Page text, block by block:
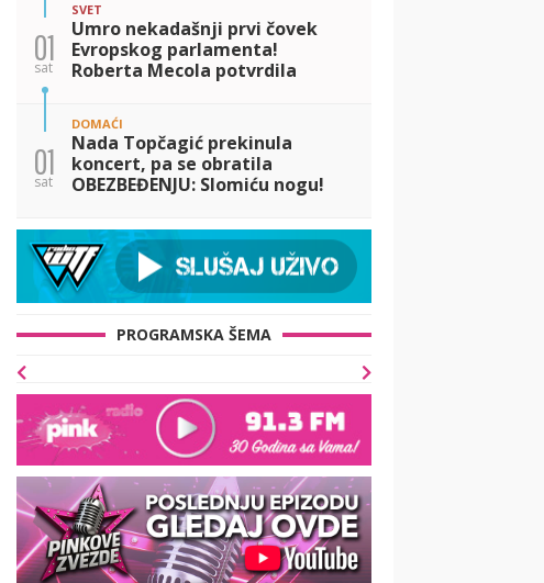
01
sat
SVET
Umro nekadašnji prvi čovek
Evropskog parlamenta!
Roberta Mecola potvrdila
01
sat
DOMAĆI
Nada Topčagić prekinula
koncert, pa se obratila
OBEZBEĐENJU: Slomiću nogu!
PROGRAMSKA ŠEMA